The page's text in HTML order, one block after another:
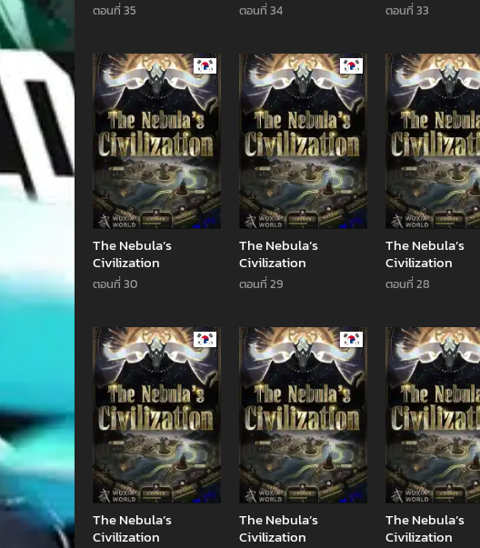
ตอนที่ 35 ตอนที่ 34 ตอนที่ 33
Manhwa
The Nebula’s
Civilization
ตอนที่ 30
Manhwa
The Nebula’s
Civilization
ตอนที่ 29
The Nebula’s
Civilization
ตอนที่ 28
Manhwa
The Nebula’s
Civilization
Manhwa
The Nebula’s
Civilization
The Nebula’s
Civilization